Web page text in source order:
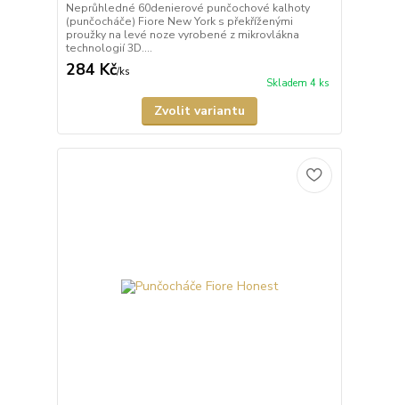
Neprůhledné 60denierové punčochové kalhoty
(punčocháče) Fiore New York s překříženými
proužky na levé noze vyrobené z mikrovlákna
technologií 3D....
284 Kč/ks
Skladem 4 ks
Zvolit variantu